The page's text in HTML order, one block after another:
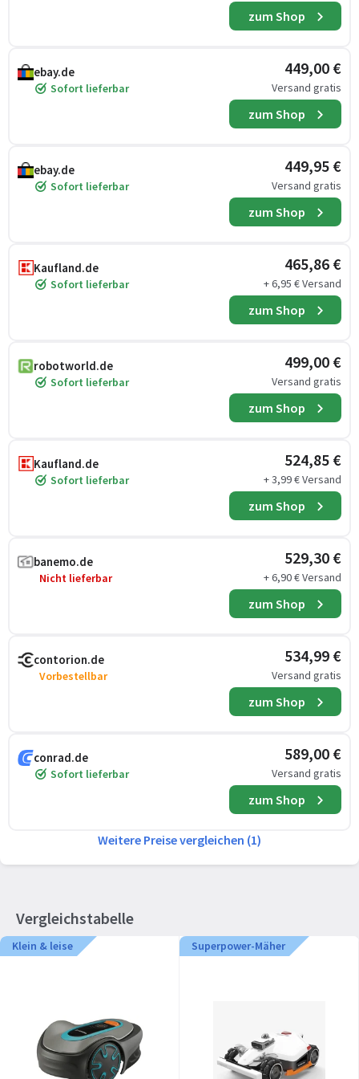
zum Shop
ebay.de
Sofort lieferbar
449,00 €
Versand gratis
zum Shop
ebay.de
Sofort lieferbar
449,95 €
Versand gratis
zum Shop
Kaufland.de
Sofort lieferbar
465,86 €
+ 6,95 € Versand
zum Shop
robotworld.de
Sofort lieferbar
499,00 €
Versand gratis
zum Shop
Kaufland.de
Sofort lieferbar
524,85 €
+ 3,99 € Versand
zum Shop
banemo.de
Nicht lieferbar
529,30 €
+ 6,90 € Versand
zum Shop
contorion.de
Vorbestellbar
534,99 €
Versand gratis
zum Shop
conrad.de
Sofort lieferbar
589,00 €
Versand gratis
zum Shop
Weitere Preise vergleichen (1)
Vergleichstabelle
Klein & leise Superpower-Mäher